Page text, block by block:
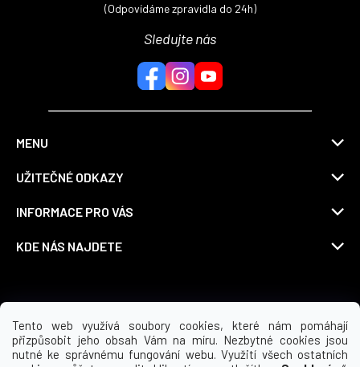
Tento web využívá soubory cookies, které nám pomáhají
přizpůsobit jeho obsah Vám na míru. Nezbytné cookies jsou
nutné ke správnému fungování webu. Využití všech ostatních
(Odpovídáme zpravidla do 24h)
Sledujte nás
MENU
UŽITEČNÉ ODKAZY
INFORMACE PRO VÁS
KDE NÁS NAJDETE
Možnosti dopravy